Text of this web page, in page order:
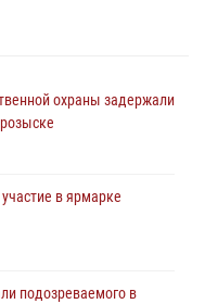
охраны задержали
в ярмарке
подозреваемого в